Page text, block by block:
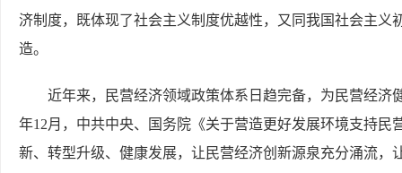
济制度，既体现了社会主义制度优越性，又同我国社会主
造。
近年来，民营经济领域政策体系日趋完备，为民营经济
年12月，中共中央、国务院《关于营造更好发展环境支持
新、转型升级、健康发展，让民营经济创新源泉充分涌流